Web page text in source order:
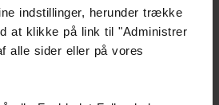
indstillinger, herunder trække
at klikke på link til "Administrer
alle sider eller på vores